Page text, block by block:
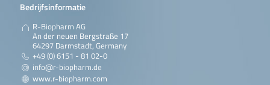
Bedrijfsinformatie
R-Biopharm AG
An der neuen Bergstraße 17
64297 Darmstadt, Germany
+49 (0) 6151 - 81 02-0
info@r-biopharm.de
www.r-biopharm.com